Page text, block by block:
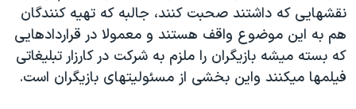
نقشهایی که داشتند صحبت کنند، جالبه که تهیه کنندگان
هم به این موضوع واقف هستند و معمولا در قراردادهایی
که بسته میشه بازیگران را ملزم به شرکت در کارزار تبلیغاتی
فیلمها میکنند واین بخشی از مسئولیتهای بازیگران است.